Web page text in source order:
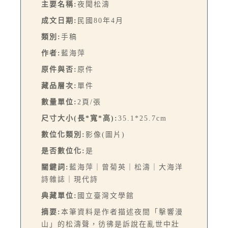
主要名稱: 夜聞松濤
成文日期: 民國80年4月
類別: 手稿
作者: 藍海萍
原件與否: 原件
藏品層次: 單件
數量單位: 2頁/張
尺寸大小(長*寬*高): 35.1*25.7cm
數位化類別: 影像(圖片)
是否數位化: 是
關鍵詞: 藍海萍｜曾菊英｜松濤｜大海洋
詩雜誌｜現代詩
典藏單位: 國立臺灣文學館
摘要: 本筆資料是作者描述夜間「擊響漫
山」的松濤聲，彷彿是訴說在亂世中壯